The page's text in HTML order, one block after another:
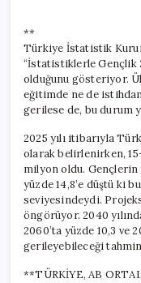
**
Türkiye İstatistik
“İstatistiklerle Gençlik
olduğunu gösteriyor.
eğitimde ne de
gerilese de, bu durum
2025 yılı itibarıyla
olarak belirlenirken,
milyon oldu.
yüzde 14,8’e düştü ki
seviyesindeydi.
öngörüyor. 2040
2060’ta yüzde 10,3 ve
gerileyebileceği
**TÜRKİYE, AB